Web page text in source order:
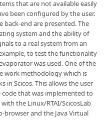
that are not available easily
been configured by the user.
end are presented. The
system and the ability of
to a real system from an
to test the functionality
was used. One of the
work methodology which is
in Scicos. This allows the user
that was implemented to
the Linux/RTAI/ScicosLab
browser and the Java Virtual